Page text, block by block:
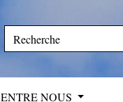
ENTRE NOUS